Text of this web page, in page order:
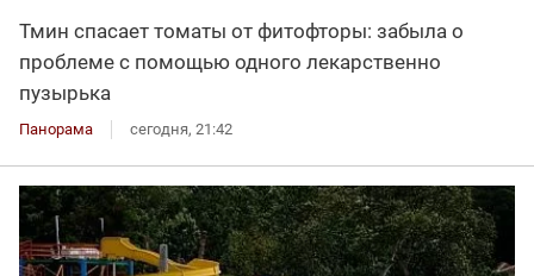
Тмин спасает томаты от фитофторы: забыла о
проблеме с помощью одного лекарственно
пузырька
Панорама сегодня, 21:42